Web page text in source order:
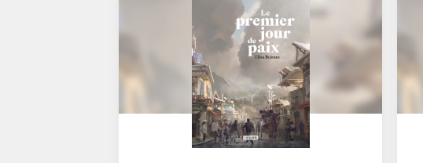
et certains sont bien décidés à trouver une
solution pour instaurer la paix comme
système sociopolitique durable. Voilà une
œuvre audacieuse, où le futur n’est pas...